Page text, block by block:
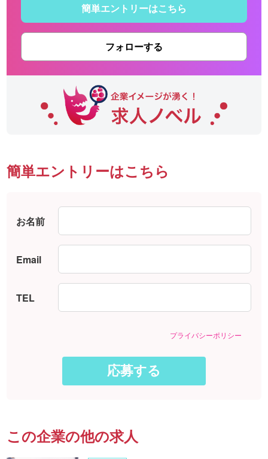
簡単エントリーはこちら
フォローする
簡単エントリーはこちら
お名前
Email
TEL
プライバシーポリシー
この企業の他の求人